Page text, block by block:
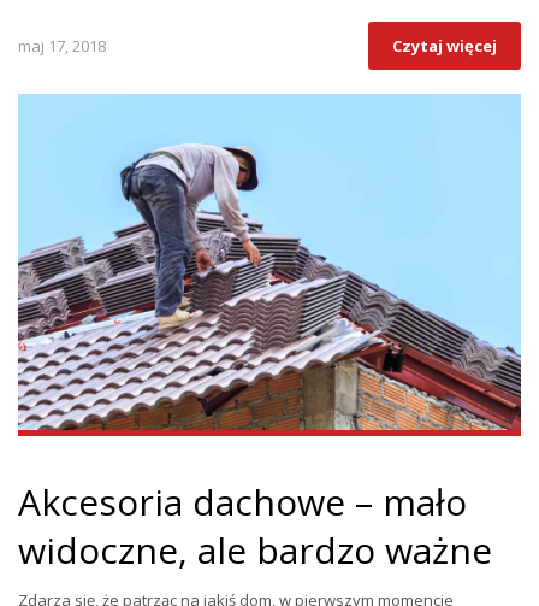
maj 17, 2018 Czytaj więcej
Akcesoria dachowe – mało
widoczne, ale bardzo ważne
Zdarza się, że patrząc na jakiś dom, w pierwszym momencie